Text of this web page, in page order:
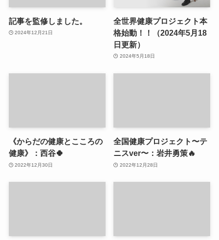
記事を監修しました。
2024年12月21日
全世界健康プロジェクト本
格始動！！（2024年5月18
日更新）
2024年5月18日
《からだの健康とこころの
健康》：西谷🍀
2022年12月30日
全国健康プロジェクト〜テ
ニスver〜：岩井勇策🔥
2022年12月28日